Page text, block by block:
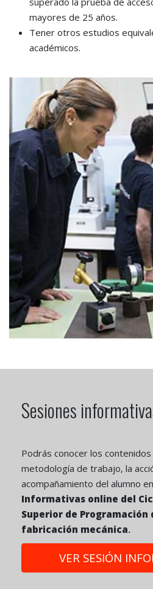
mayores de 25 años.
Tener otros estudios
académicos.
Sesiones
Podrás conocer los
metodología de trabajo, la
acompañamiento del alumno
Informativas online del
Superior de Programación
fabricación mecánica.
VER SESIÓN